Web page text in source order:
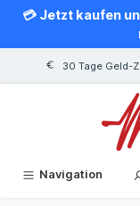
springen
💳 Jetzt kaufen
30 Tage Geld-
Navigation